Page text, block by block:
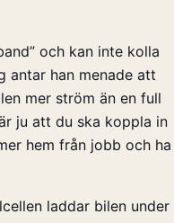
och kan inte kolla
antar han menade att
mer ström än en full
ju att du ska koppla in
hem från jobb och ha
laddar bilen under